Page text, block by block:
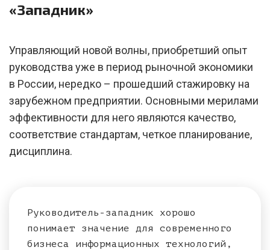
«Западник»
Управляющий новой волны, приобретший опыт
руководства уже в период рыночной экономики
в России, нередко – прошедший стажировку на
зарубежном предприятии. Основными мерилами
эффективности для него являются качество,
соответствие стандартам, четкое планирование,
дисциплина.
Руководитель-западник хорошо
понимает значение для современного
бизнеса информационных технологий,